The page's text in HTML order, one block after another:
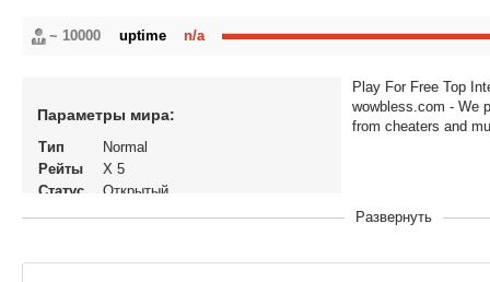
~ 10000 n/a
uptime
Параметры мира:
Тип
Normal
Рейты
X 5
Статус
Открытый
Play For Free Top
wowbless.com - We
from cheaters and
Развернуть